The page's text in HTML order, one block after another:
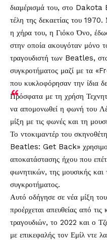
διαμέρισμά του, στο
τέλη της δεκαετίας του
η χήρα του, η Γιόκο Όνο,
στην οποία ακουγόταν μόνο
τραγουδιστή των Beatles,
συγκροτήματος μαζί με τα
που κυκλοφόρησαν την ίδια
Πρόσφατα με τη χρήση
να απομονωθεί η φωνή του
μίξη με τις φωνές και τη
Το ντοκιμαντέρ του
Beatles: Get Back»
αποκατάστασης ήχου που
φωνητικών, της μουσικής και
συγκροτήματος.
Αυτό οδήγησε σε νέα μίξη
προέρχεται απευθείας από
τραγουδιών, το 2022 και ο
με επικεφαλής τον Εμίλ ντε